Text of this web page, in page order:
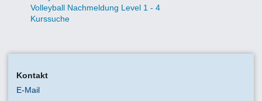
Volleyball Nachmeldung Level 1 - 4
Kurssuche
Kontakt
E-Mail